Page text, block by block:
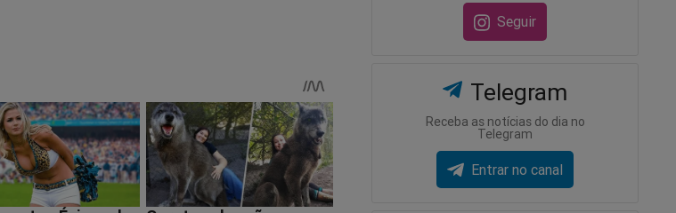
Seguir
Telegram
Receba as notícias do dia no
Telegram
Entrar no canal